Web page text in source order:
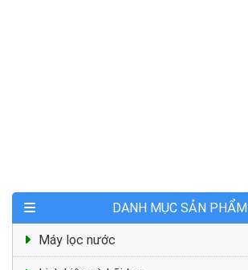
DANH MỤC SẢN PHẨM
Máy lọc nước